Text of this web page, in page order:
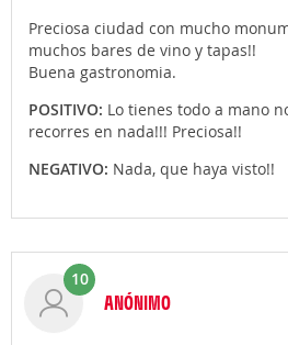
Preciosa ciudad con mucho
muchos bares de vino y tapas!!
Buena gastronomia.
POSITIVO: Lo tienes todo a mano
recorres en nada!!! Preciosa!!
NEGATIVO: Nada, que haya visto!!
10
ANÓNIMO